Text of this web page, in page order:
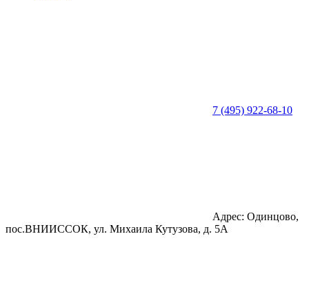
7 (495) 922-68-10
Адрес: Одинцово,
пос.ВНИИССОК, ул. Михаила Кутузова, д. 5А